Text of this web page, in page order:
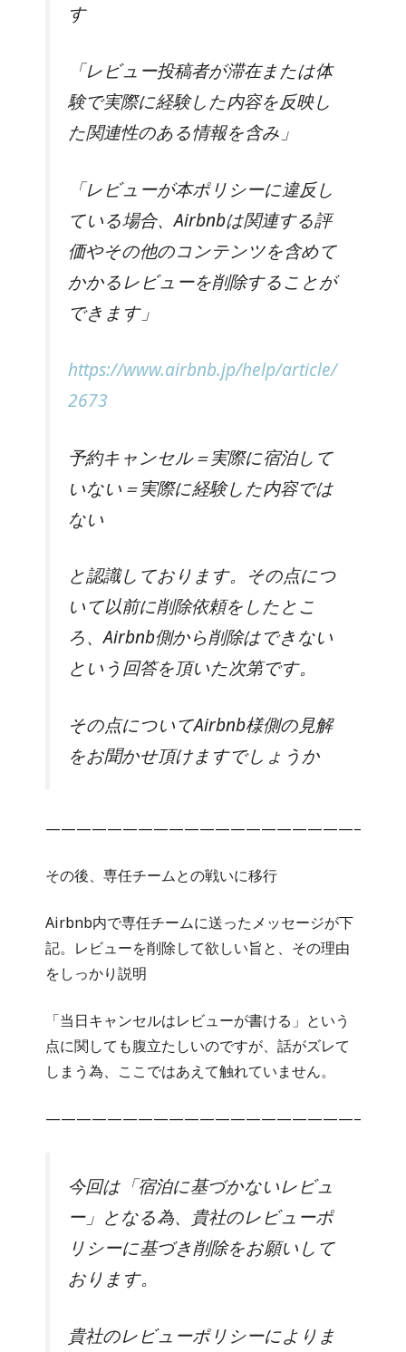
す
「レビュー投稿者が滞在または体
験で実際に経験した内容を反映し
た関連性のある情報を含み」
「レビューが本ポリシーに違反し
ている場合、Airbnbは関連する評
価やその他のコンテンツを含めて
かかるレビューを削除することが
できます」
https://www.airbnb.jp/help/article/
2673
予約キャンセル＝実際に宿泊して
いない＝実際に経験した内容では
ない
と認識しております。その点につ
いて以前に削除依頼をしたとこ
ろ、Airbnb側から削除はできない
という回答を頂いた次第です。
その点についてAirbnb様側の見解
をお聞かせ頂けますでしょうか
————————————————————–
その後、専任チームとの戦いに移行
Airbnb内で専任チームに送ったメッセージが下
記。レビューを削除して欲しい旨と、その理由
をしっかり説明
「当日キャンセルはレビューが書ける」という
点に関しても腹立たしいのですが、話がズレて
しまう為、ここではあえて触れていません。
————————————————————–
今回は「宿泊に基づかないレビュ
ー」となる為、貴社のレビューポ
リシーに基づき削除をお願いして
おります。
貴社のレビューポリシーによりま